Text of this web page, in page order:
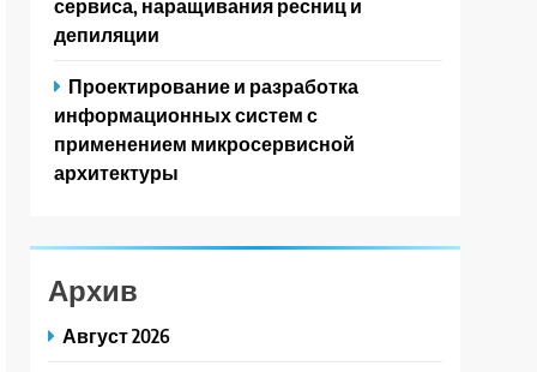
сервиса, наращивания ресниц и
депиляции
Проектирование и разработка
информационных систем с
применением микросервисной
архитектуры
Архив
Август 2026